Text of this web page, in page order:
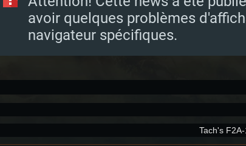
avoir quelques problèmes
navigateur spécifiques.
Tach's